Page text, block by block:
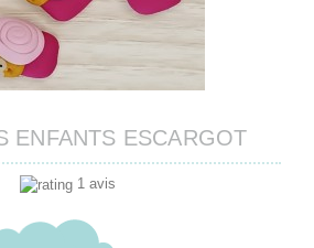
ENFANTS ESCARGOT
1 avis